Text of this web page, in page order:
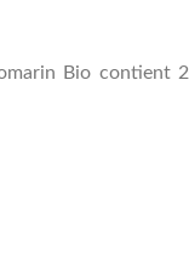
Bio contient